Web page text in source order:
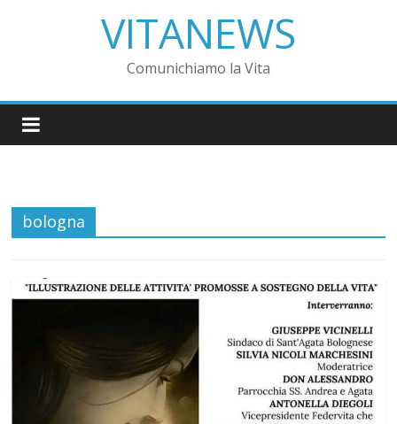
VITANEWS
Comunichiamo la Vita
bologna